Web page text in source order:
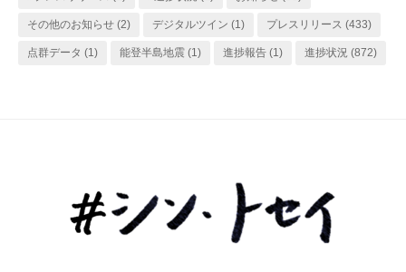
その他のお知らせ (2) デジタルツイン (1) プレスリリース (433)
点群データ (1) 能登半島地震 (1) 進捗報告 (1) 進捗状況 (872)